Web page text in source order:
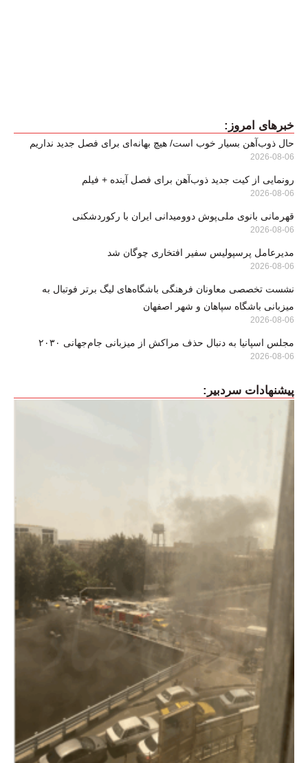
خبرهای امروز:
حال ذوب‌آهن بسیار خوب است/ هیچ بهانه‌ای برای فصل جدید نداریم
2026-08-06
رونمایی از کیت جدید ذوب‌آهن برای فصل آینده + فیلم
2026-08-06
قهرمانی بانوی ملی‌پوش دوومیدانی ایران با رکوردشکنی
2026-08-06
مدیرعامل پرسپولیس سفیر افتخاری چوگان شد
2026-08-06
نشست تخصصی معاونان فرهنگی باشگاه‌های لیگ برتر فوتبال به
میزبانی باشگاه سپاهان و شهر اصفهان
2026-08-06
مجلس اسپانیا به دنبال حذف مراکش از میزبانی جام‌جهانی ۲۰۳۰
2026-08-06
پیشنهادات سردبیر: